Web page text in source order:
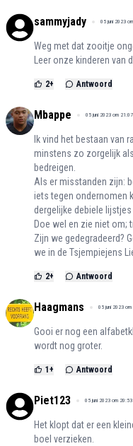
sammyjady 05 juni 2023
Weg met dat zooitje
Leer onze kinderen van
2+ Antwoord
Mbappe 05 juni 2023 om 21:07
Ik vind het bestaan van
minstens zo zorgelijk
bedreigen.
Als er misstanden zijn:
iets tegen ondernomen
dergelijke debiele
Doe wel en zie niet om;
Zijn we gedegradeerd?
we in de Tsjempiejens
2+ Antwoord
Haagmans 05 juni 2023
Gooi er nog een
wordt nog groter.
1 + Antwoord
Piet123 05 juni 2023 om 20:53
Het klopt dat er een
boel verzieken.